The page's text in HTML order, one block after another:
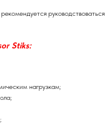
руководствоваться
Stiks:
нагрузкам;